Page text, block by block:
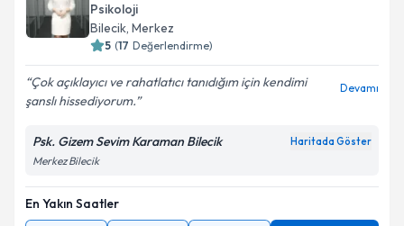
Psikoloji
Bilecik, Merkez
5 (17 Değerlendirme)
Çok açıklayıcı ve rahatlatıcı tanıdığım için kendimi
şanslı hissediyorum.
Devamı
Psk. Gizem Sevim Karaman Bilecik Haritada Göster
Merkez Bilecik
En Yakın Saatler